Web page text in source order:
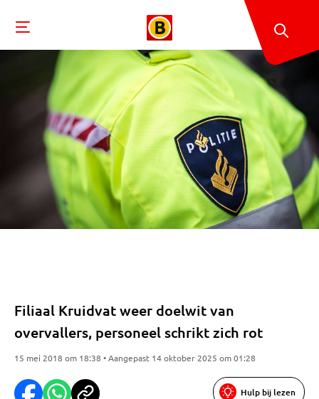
Filiaal Kruidvat weer doelwit van
overvallers, personeel schrikt zich rot
15 mei 2018 om 18:38 • Aangepast 14 oktober 2025 om 01:28
Hulp bij lezen